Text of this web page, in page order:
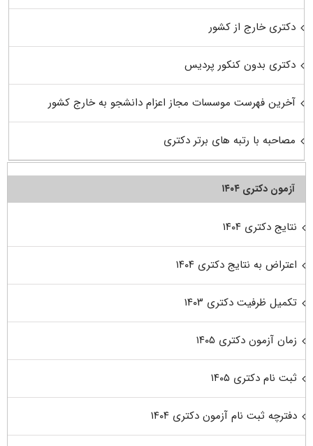
دکتری خارج از کشور
دکتری بدون کنکور پردیس
آخرین فهرست موسسات مجاز اعزام دانشجو به خارج کشور
مصاحبه با رتبه های برتر دکتری
آزمون دکتری ۱۴۰۴
نتایج دکتری ۱۴۰۴
اعتراض به نتایج دکتری ۱۴۰۴
تکمیل ظرفیت دکتری ۱۴۰۳
زمان آزمون دکتری ۱۴۰۵
ثبت نام دکتری ۱۴۰۵
دفترچه ثبت نام آزمون دکتری ۱۴۰۴